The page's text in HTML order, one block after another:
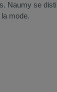
Naumy se
mode.